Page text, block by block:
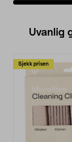
Uvanlig
Sjekk prisen